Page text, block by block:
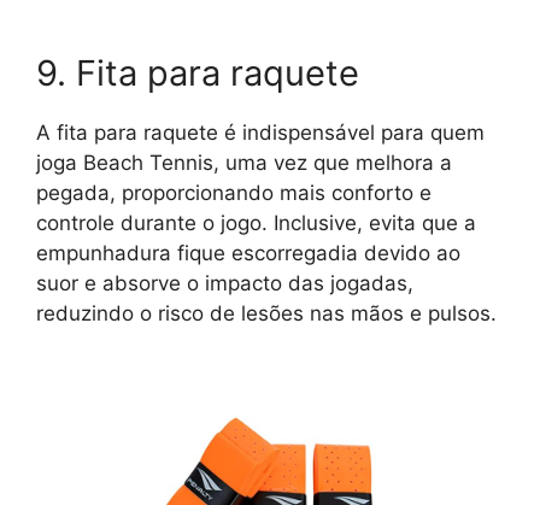
9. Fita para raquete
A fita para raquete é indispensável para quem
joga Beach Tennis, uma vez que melhora a
pegada, proporcionando mais conforto e
controle durante o jogo. Inclusive, evita que a
empunhadura fique escorregadia devido ao
suor e absorve o impacto das jogadas,
reduzindo o risco de lesões nas mãos e pulsos.